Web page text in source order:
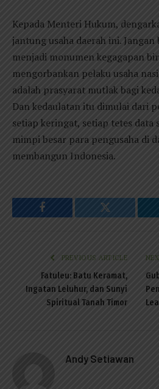
Kepada Menteri Hukum,
jantung usaha daerah ini.
menjadi monumen kegagapan
mengorbankan pelaku usaha
adalah prasyarat mutlak bagi
Dan kedaulatan itu dimulai dari
setiap keringat, setiap tetes data
mimpi besar para pengusaha di
membangun Indonesia.
Facebook Twitter
PREVIOUS ARTICLE
Fatuleu: Batu Keramat,
Ingatan Leluhur, dan Sunyi
Spiritual Tanah Timor
Andy Setiawan